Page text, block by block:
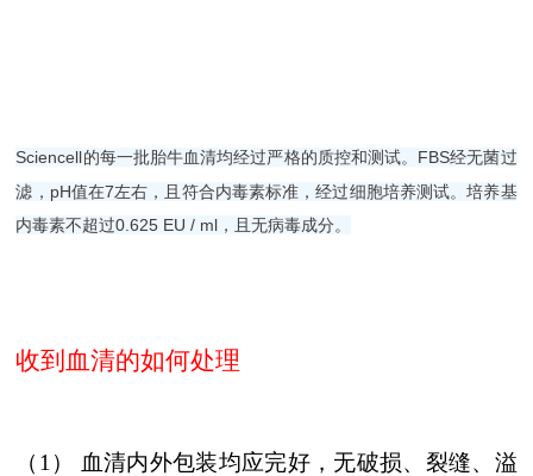
Sciencell的每一批胎牛血清均经过严格的质控和测试。FBS经无菌过
滤，pH值在7左右，且符合内毒素标准，经过细胞培养测试。培养基
内毒素不超过0.625 EU / ml，且无病毒成分。
收到血清的如何处理
（1） 血清内外包装均应完好，无破损、裂缝、溢